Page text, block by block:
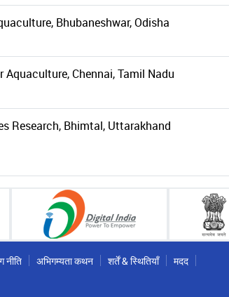
Bhubaneshwar, Odisha
Chennai, Tamil Nadu
Research, Bhimtal, Uttarakhand
नीति अभिगम्यता कथन शर्तें & स्थितियाँ
मदद